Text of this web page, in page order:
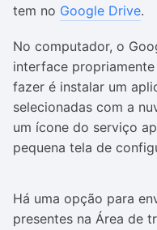
tem no Google Drive.
No computador, o
interface
fazer é instalar um
selecionadas com a
um ícone do serviço
pequena tela de
Há uma opção para
presentes na Área de